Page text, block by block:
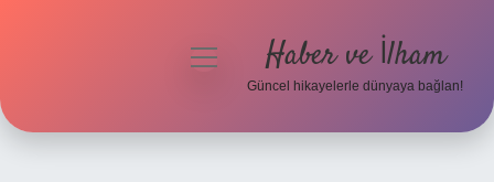
menüyü
Haber ve İlham
Güncel hikayelerle dünyaya bağlan!